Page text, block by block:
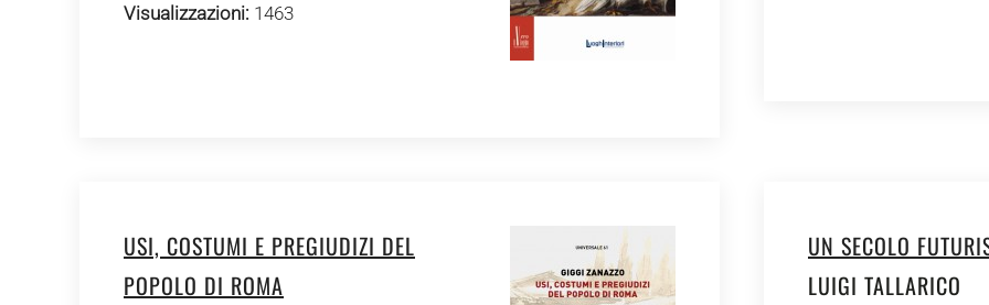
Visualizzazioni: 1463
USI, COSTUMI E PREGIUDIZI DEL
POPOLO DI ROMA
UN SECOLO
LUIGI TALLARICO